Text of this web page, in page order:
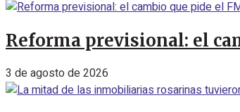
Reforma previsional: el
3 de agosto de 2026